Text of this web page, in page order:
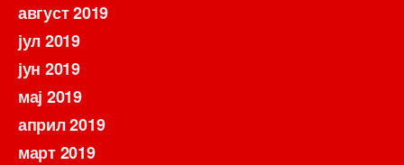
август 2019
јул 2019
јун 2019
мај 2019
април 2019
март 2019